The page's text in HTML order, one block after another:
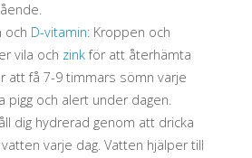
och D-vitamin: Kroppen och
vila och zinkför att återhämta
att få 7-9 timmars sömn varje
pigg och alert under dagen.
dig hydrerad genom att dricka
varje dag. Vatten hjälper till